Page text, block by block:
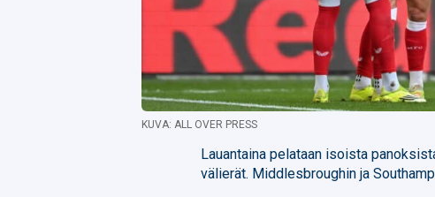
KUVA: ALL OVER PRESS
Lauantaina pelataan isoista
välierät. Middlesbroughin ja